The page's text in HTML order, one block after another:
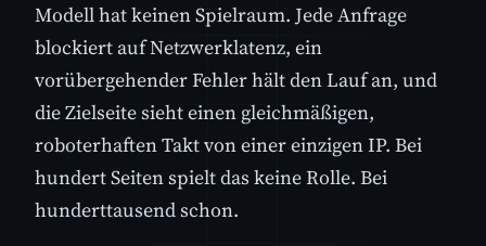
Modell hat keinen Spielraum. Jede Anfrage
blockiert auf Netzwerklatenz, ein
vorübergehender Fehler hält den Lauf an, und
die Zielseite sieht einen gleichmäßigen,
roboterhaften Takt von einer einzigen IP. Bei
hundert Seiten spielt das keine Rolle. Bei
hunderttausend schon.